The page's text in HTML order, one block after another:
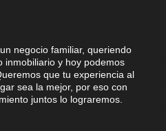
negocio familiar, queriendo
inmobiliario y hoy podemos
que tu experiencia al
sea la mejor, por eso con
juntos lo lograremos.